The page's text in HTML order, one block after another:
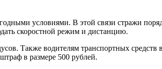
условиями. В этой связи стражи
скоростной режим и дистанцию.
Также водителям транспортных средств
в размере 500 рублей.